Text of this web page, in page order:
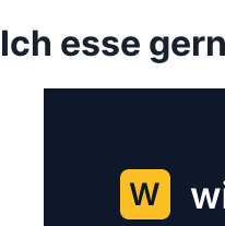
Ich esse